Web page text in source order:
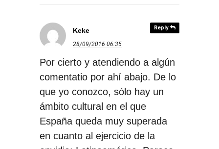
Reply
Keke
28/09/2016 06:35
Por cierto y atendiendo a algún
comentatio por ahí abajo. De lo
que yo conozco, sólo hay un
ámbito cultural en el que
España queda muy superada
en cuanto al ejercicio de la